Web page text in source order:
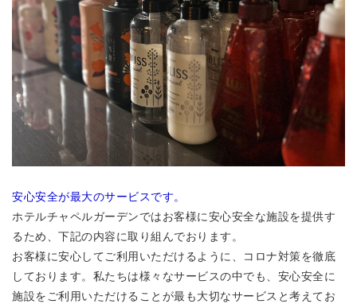
安心安全が最大のサービスです。
ホテルチャペルガーデンではお客様に安心安全な施設を提供す
るため、下記の内容に取り組んでおります。
お客様に安心してご利用いただけるように、コロナ対策を徹底
しております。私たちは様々なサービスの中でも、安心安全に
施設をご利用いただけることが最も大切なサービスと考えてお